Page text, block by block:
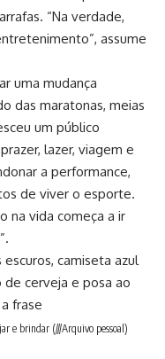
“Na verdade,
assume
uma mudança
das maratonas, meias
um público
lazer, viagem e
a performance,
de viver o esporte.
na vida começa a ir
e brindar (///Arquivo pessoal)